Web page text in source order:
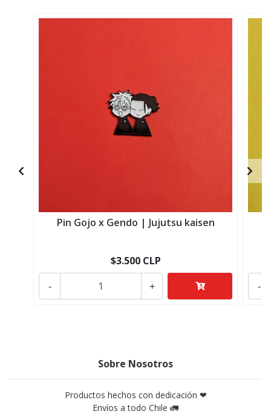
Pin Gojo x Gendo | Jujutsu kaisen
$3.500 CLP
+
- -
Sobre Nosotros
Productos hechos con dedicación ❤
Envíos a todo Chile 🚛